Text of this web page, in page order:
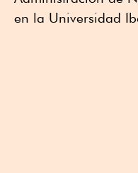
en la Universidad